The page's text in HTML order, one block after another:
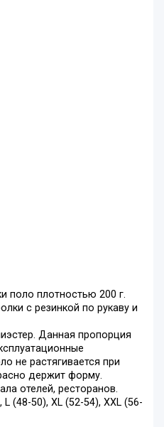
поло плотностью 200 г.
с резинкой по рукаву и
Данная пропорция
не растягивается при
держит форму.
отелей, ресторанов.
(48-50), XL (52-54), XXL (56-